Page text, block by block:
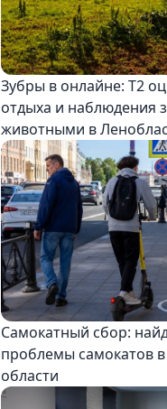
Зубры в онлайне: Т2
отдыха и наблюдения
животными в
Самокатный сбор:
проблемы самокатов
области